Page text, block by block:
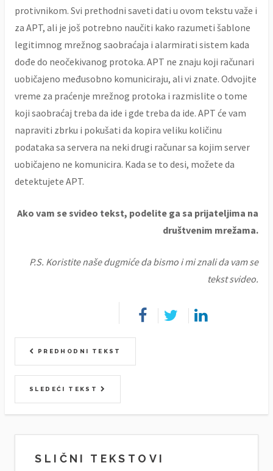
protivnikom. Svi prethodni saveti dati u ovom tekstu važe i
za APT, ali je još potrebno naučiti kako razumeti šablone
legitimnog mrežnog saobraćaja i alarmirati sistem kada
dođe do neočekivanog protoka. APT ne znaju koji računari
uobičajeno međusobno komuniciraju, ali vi znate. Odvojite
vreme za praćenje mrežnog protoka i razmislite o tome
koji saobraćaj treba da ide i gde treba da ide. APT će vam
napraviti zbrku i pokušati da kopira veliku količinu
podataka sa servera na neki drugi računar sa kojim server
uobičajeno ne komunicira. Kada se to desi, možete da
detektujete APT.
Ako vam se svideo tekst, podelite ga sa prijateljima na
društvenim mrežama.
P.S. Koristite naše dugmiće da bismo i mi znali da vam se
tekst svideo.
PREDHODNI TEKST
SLEDEĆI TEKST
SLIČNI TEKSTOVI